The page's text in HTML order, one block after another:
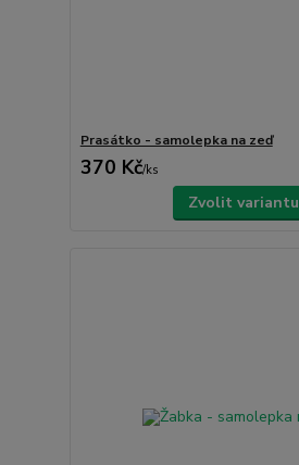
Prasátko - samolepka na zeď
370 Kč/ks
Zvolit variantu